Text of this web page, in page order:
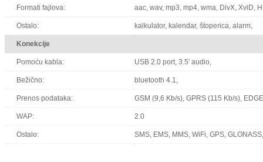
Formati fajlova: aac, wav, mp3, mp4, wma, DivX, XviD,
Ostalo: kalkulator, kalendar, štoperica, alarm,
Konekcije
Pomoću kabla: USB 2.0 port, 3.5' audio,
Bežično: bluetooth 4.1,
Prenos podataka: GSM (9,6 Kb/s), GPRS (115 Kb/s),
WAP: 2.0
Ostalo: SMS, EMS, MMS, WiFi, GPS,